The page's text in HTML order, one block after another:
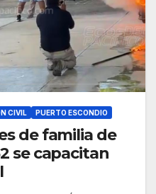
CIVIL PUERTO ESCONDIO
de familia de
se capacitan